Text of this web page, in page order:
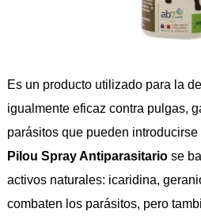
Es un producto utilizado para la
igualmente eficaz contra pulgas,
parásitos que pueden
Pilou Spray Antiparasitariose
activos naturales: icaridina,
combaten los parásitos, pero